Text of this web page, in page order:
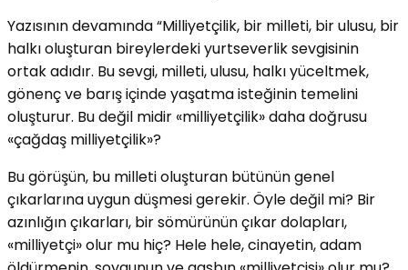
Yazısının devamında “Milliyetçilik, bir milleti, bir ulusu, bir
halkı oluşturan bireylerdeki yurtseverlik sevgisinin
ortak adıdır. Bu sevgi, milleti, ulusu, halkı yüceltmek,
gönenç ve barış içinde yaşatma isteğinin temelini
oluşturur. Bu değil midir «milliyetçilik» daha doğrusu
«çağdaş milliyetçilik»?
Bu görüşün, bu milleti oluşturan bütünün genel
çıkarlarına uygun düşmesi gerekir. Öyle değil mi? Bir
azınlığın çıkarları, bir sömürünün çıkar dolapları,
«milliyetçi» olur mu hiç? Hele hele, cinayetin, adam